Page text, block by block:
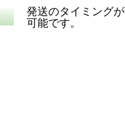
発送のタイミング
可能です。